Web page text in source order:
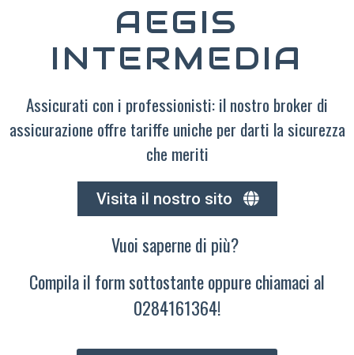
AEGIS
INTERMEDIA
Assicurati con i professionisti: il nostro broker di
assicurazione offre tariffe uniche per darti la sicurezza
che meriti
Visita il nostro sito
Vuoi saperne di più?
Compila il form sottostante oppure chiamaci al
0284161364!